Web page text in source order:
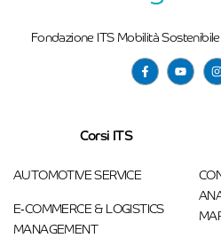
Fondazione ITS Mobilità
Corsi ITS
AUTOMOTIVE SERVICE
E-COMMERCE & LOGISTICS
MANAGEMENT